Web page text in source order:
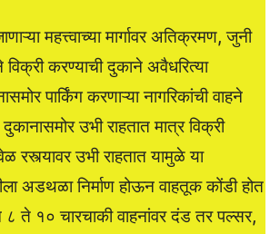
महत्त्वाच्या मार्गावर अतिक्रमण, जुनी
विक्री करण्याची दुकाने अवैधरित्या
पार्किंग करणाऱ्या नागरिकांची वाहने
उभी राहतात मात्र विक्री
रस्त्यावर उभी राहतात यामुळे या
अडथळा निर्माण होऊन वाहतूक कोंडी होत
ते १० चारचाकी वाहनांवर दंड तर पल्सर,